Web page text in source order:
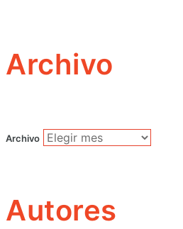
Archivo
Archivo
Autores